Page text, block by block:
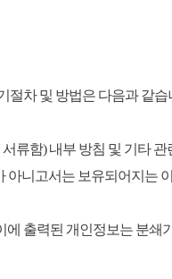
절차 및 방법은 다음과 같습
류함) 내부 방침 및 기타
니고서는 보유되어지는
출력된 개인정보는 분쇄